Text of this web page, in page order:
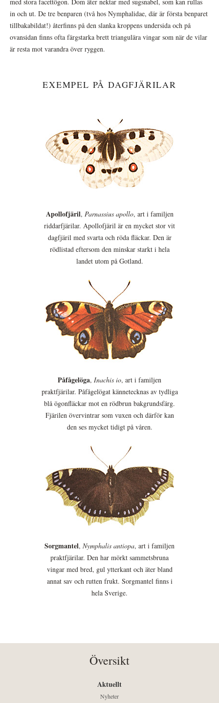
in och ut. De tre benparen (två hos Nymphalidae, där är första benparet
tillbakabildat!) återfinns på den slanka kroppens undersida och på
ovansidan finns ofta färgstarka brett triangulära vingar som när de vilar
är resta mot varandra över ryggen.
EXEMPEL PÅ DAGFJÄRILAR
Apollofjäril, Parnassius apollo, art i familjen
riddarfjärilar. Apollofjäril är en mycket stor vit
dagfjäril med svarta och röda fläckar. Den är
rödlistad eftersom den minskar starkt i hela
landet utom på Gotland.
Påfågelöga, Inachis io, art i familjen
praktfjärilar. Påfågelögat kännetecknas av tydliga
blå ögonfläckar mot en rödbrun bakgrundsfärg.
Fjärilen övervintrar som vuxen och därför kan
den ses mycket tidigt på våren.
Sorgmantel, Nymphalis antiopa, art i familjen
praktfjärilar. Den har mörkt sammetsbruna
vingar med bred, gul ytterkant och äter bland
annat sav och rutten frukt. Sorgmantel finns i
hela Sverige.
Översikt
Aktuellt
Nyheter